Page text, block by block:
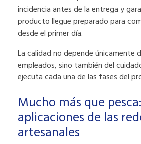
incidencia antes de la entrega y
producto llegue preparado para
desde el primer día.
La calidad no depende únicamente
empleados, sino también del
ejecuta cada una de las fases del
Mucho más que pesca:
aplicaciones de las
artesanales